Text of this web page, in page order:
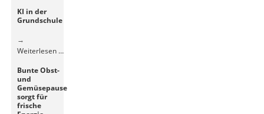
KI in der
Grundschule
Weiterlesen …KI
Bunte Obst-
und
Gemüsepause
sorgt für
frische